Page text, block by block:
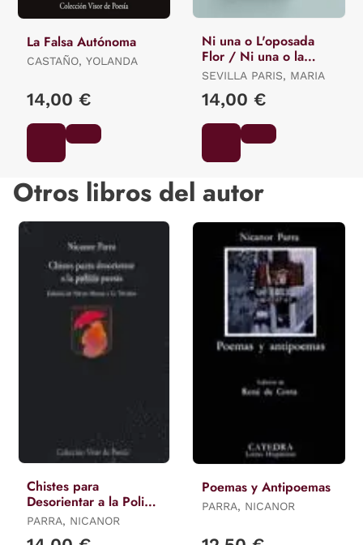
La Falsa Autónoma
CASTAÑO, YOLANDA
14,00 €
Ni una o L'oposada
Flor / Ni una o la
Opuesta Flor.
SEVILLA PARIS, MARIA
14,00 €
Otros libros del autor
Chistes para
Desorientar a la Policía
/ Poesía
PARRA, NICANOR
Poemas y Antipoemas
PARRA, NICANOR